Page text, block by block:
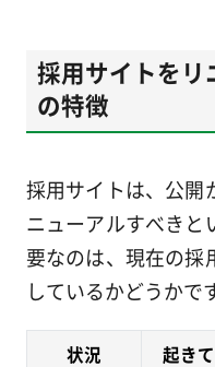
採用サイトをリ
の特徴
採用サイトは、公開
ニューアルすべきと
要なのは、現在の採
しているかどうかで
状況 起き